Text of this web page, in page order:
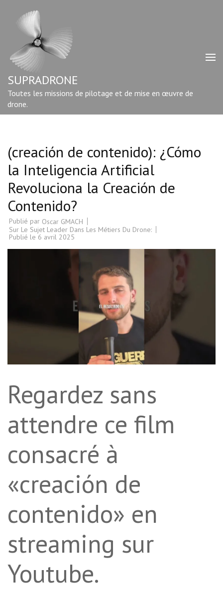
contenu
Entrée)
SUPRADRONE
Toutes les missions de pilotage et de mise en œuvre de
drone.
(creación de contenido): ¿Cómo
la Inteligencia Artificial
Revoluciona la Creación de
Contenido?
Publié par Oscar GMACH
Sur Le Sujet Leader Dans Les Métiers Du Drone:
Publié le 6 avril 2025
Regardez sans
attendre ce film
consacré à
«creación de
contenido» en
streaming sur
Youtube.